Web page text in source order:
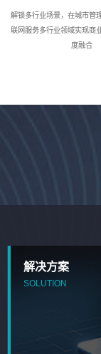
解锁多行业场景，在城市管
联网服务多行业领域实现商
度融合
解决方案
SOLUTION